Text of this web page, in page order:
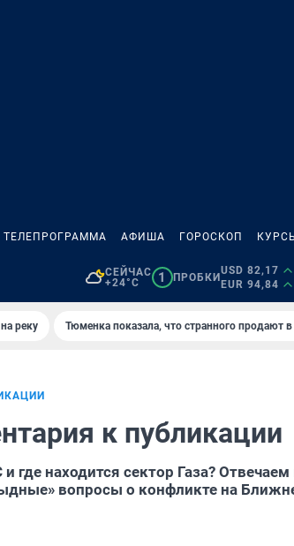
ТЕЛЕПРОГРАММА АФИША ГОРОСКОП
СЕЙЧАС
+24°C
1 ПРОБКИ
USD 82,17
EUR 94,84
реку Тюменка показала, что странного продают
к публикации
где находится сектор Газа? Отвечаем
вопросы о конфликте на